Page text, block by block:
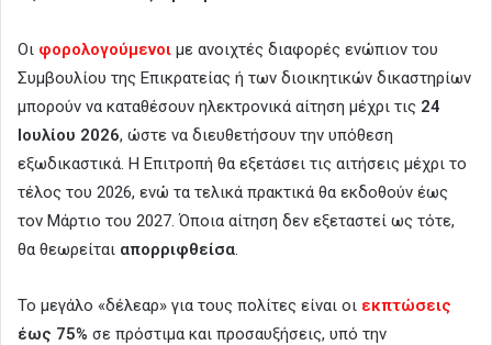
Οι φορολογούμενοι με ανοιχτές διαφορές ενώπιον του
Συμβουλίου της Επικρατείας ή των διοικητικών δικαστηρίων
μπορούν να καταθέσουν ηλεκτρονικά αίτηση μέχρι τις 24
Ιουλίου 2026, ώστε να διευθετήσουν την υπόθεση
εξωδικαστικά. Η Επιτροπή θα εξετάσει τις αιτήσεις μέχρι το
τέλος του 2026, ενώ τα τελικά πρακτικά θα εκδοθούν έως
τον Μάρτιο του 2027. Όποια αίτηση δεν εξεταστεί ως τότε,
θα θεωρείται απορριφθείσα.
Το μεγάλο «δέλεαρ» για τους πολίτες είναι οι εκπτώσεις
έως 75% σε πρόστιμα και προσαυξήσεις, υπό την